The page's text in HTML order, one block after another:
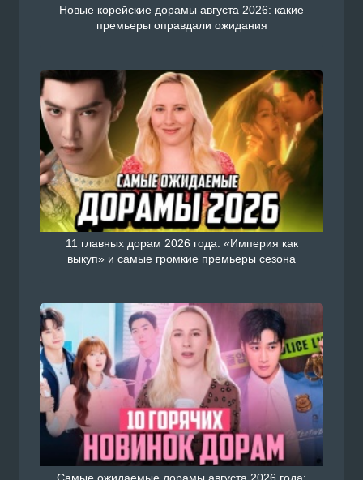
Новые корейские дорамы августа 2026: какие
премьеры оправдали ожидания
11 главных дорам 2026 года: «Империя как
выкуп» и самые громкие премьеры сезона
Самые ожидаемые дорамы августа 2026 года: